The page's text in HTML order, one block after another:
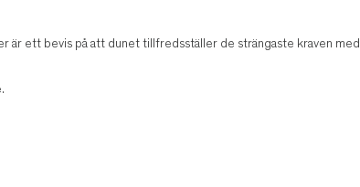
är ett bevis på att dunet tillfredsställer de strängaste kraven med